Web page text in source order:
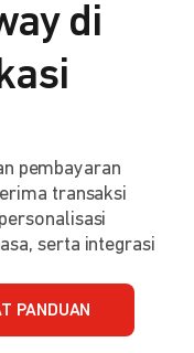
di
pembayaran
transaksi
serta integrasi
PANDUAN